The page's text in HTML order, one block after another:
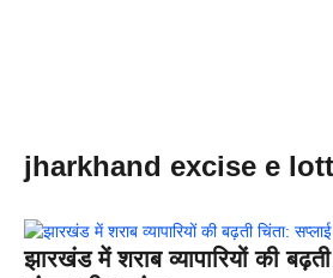
jharkhand excise e
झारखंड में शराब व्यापारियों की